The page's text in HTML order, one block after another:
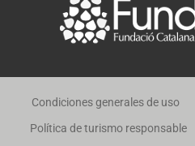
Condiciones generales de uso
Política de turismo responsable